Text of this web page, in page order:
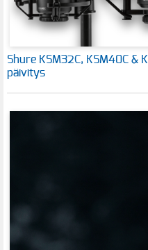
Shure KSM32C, KSM40C &
päivitys